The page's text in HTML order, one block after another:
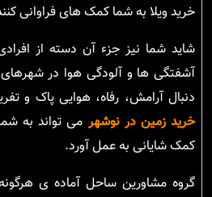
خرید ویلا به شما کمک های فراوانی
شاید شما نیز جزء آن دسته از
آشفتگی ها و آلودگی هوا در
دنبال آرامش، رفاه، هوایی پاک و
خرید زمین در نوشهر می تواند به
کمک شایانی به عمل آورد.
گروه مشاورین ساحل آماده ی